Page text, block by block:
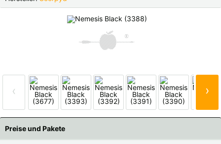
‹ ›
Preise und Pakete
Finnland |€ Frankreich |€
Niederlande |€ Österreich |€
Portugal | Schweden |kr
Schweiz |Fr. Slowakei |€